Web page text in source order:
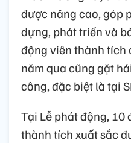
được nâng cao, góp
dựng, phát triển và
động viên thành tích
năm qua cũng gặt
công, đặc biệt là tại
Tại Lễ phát động, 10
thành tích xuất sắc